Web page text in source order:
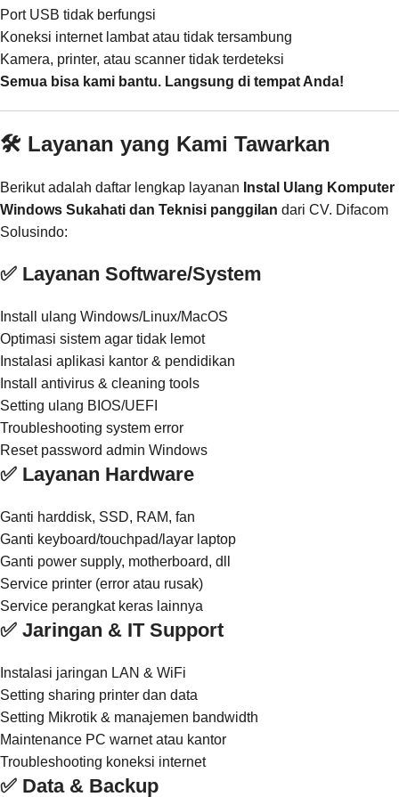
Port USB tidak berfungsi
Koneksi internet lambat atau tidak tersambung
Kamera, printer, atau scanner tidak terdeteksi
Semua bisa kami bantu. Langsung di tempat Anda!
🛠️ Layanan yang Kami Tawarkan
Berikut adalah daftar lengkap layanan Instal Ulang Komputer
Windows Sukahati dan Teknisi panggilan dari CV. Difacom
Solusindo:
✅ Layanan Software/System
Install ulang Windows/Linux/MacOS
Optimasi sistem agar tidak lemot
Instalasi aplikasi kantor & pendidikan
Install antivirus & cleaning tools
Setting ulang BIOS/UEFI
Troubleshooting system error
Reset password admin Windows
✅ Layanan Hardware
Ganti harddisk, SSD, RAM, fan
Ganti keyboard/touchpad/layar laptop
Ganti power supply, motherboard, dll
Service printer (error atau rusak)
Service perangkat keras lainnya
✅ Jaringan & IT Support
Instalasi jaringan LAN & WiFi
Setting sharing printer dan data
Setting Mikrotik & manajemen bandwidth
Maintenance PC warnet atau kantor
Troubleshooting koneksi internet
✅ Data & Backup